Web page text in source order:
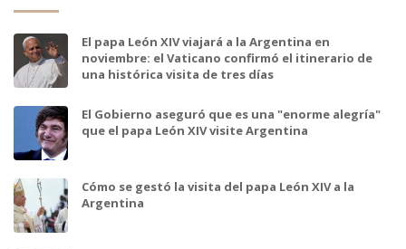
El papa León XIV viajará a la Argentina en
noviembre: el Vaticano confirmó el itinerario de
una histórica visita de tres días
El Gobierno aseguró que es una "enorme alegría"
que el papa León XIV visite Argentina
Cómo se gestó la visita del papa León XIV a la
Argentina